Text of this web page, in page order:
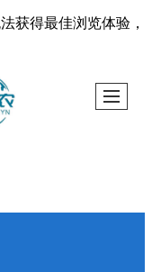
获得最佳浏览体验，